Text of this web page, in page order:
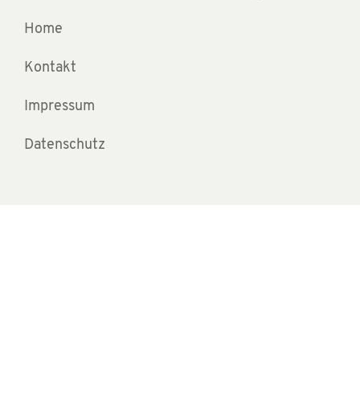
Home
Kontakt
Impressum
Datenschutz